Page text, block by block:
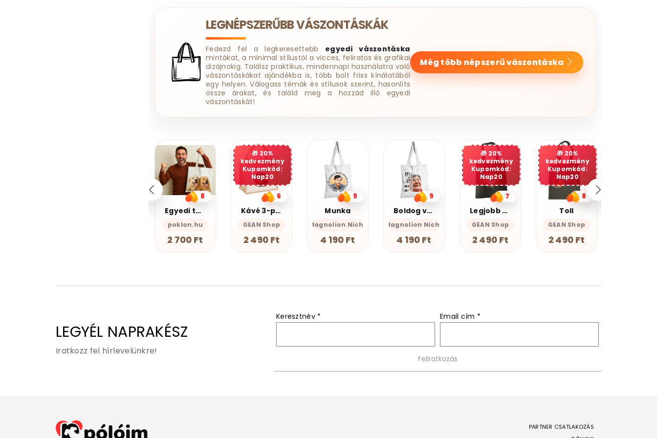
LEGNÉPSZERŰBB VÁSZONTÁSKÁK
Fedezd fel a legkeresettebb egyedi vászontáska
mintákat, a minimal stílustól a vicces, feliratos és grafikai
dizájnokig. Találsz praktikus, mindennapi használatra való
vászontáskákat ajándékba is, több bolt friss kínálatából
egy helyen. Válogass témák és stílusok szerint, hasonlíts
össze árakat, és találd meg a hozzád illő egyedi
vászontáskát!
Még több népszerű vászontáska
20%
kedvezmény
Kupomkód:
Nap20
6
Kávé 3-pamut zsebes juta midi bevásárlótáska
GEAN Shop
2 490 Ft
9
Munka
Magnolion Niche
4 190 Ft
9
Magnolion Niche
4 190 Ft
20%
kedvezmény
Kupomkód:
Nap20
7
Legjobb barátnő
GEAN Shop
2 490 Ft
20%
kedvezmény
Kupomkód:
Nap20
8
Toll
GEAN Shop
2 490 Ft
5
Magnolion Merch
4 190 Ft
LEGYÉL NAPRAKÉSZ
Iratkozz fel hírlevelünkre!
Keresztnév * Email cím *
PARTNER CSATLAKOZÁS